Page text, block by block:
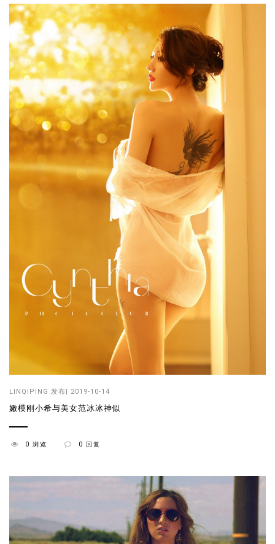
LINQIPING 发布| 2019-10-14
嫩模刚小希与美女范冰冰神似
0 浏览 0 回复